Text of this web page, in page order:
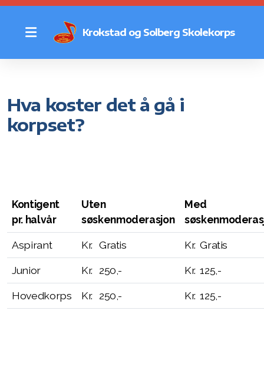
Krokstad og Solberg Skolekorps
Hva koster det å gå i
korpset?
Kontigent
pr. halvår
Uten
søskenmoderasjon
Med
Aspirant Kr. Gratis Kr. Gratis
Junior Kr. 250,- Kr. 125,-
Hovedkorps Kr. 250,- Kr. 125,-
Dugnad
Kostnad
Styret